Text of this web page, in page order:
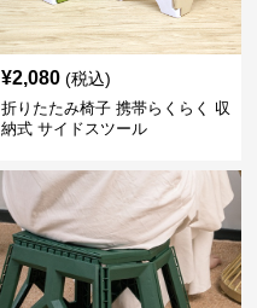
¥2,080 (税込)
折りたたみ椅子 携帯らくらく 収
納式 サイドスツール